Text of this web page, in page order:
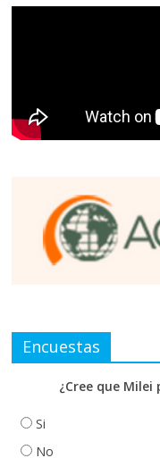
Encuestas
¿Cree que
Si
No